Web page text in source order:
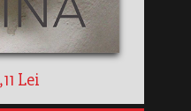
Lei